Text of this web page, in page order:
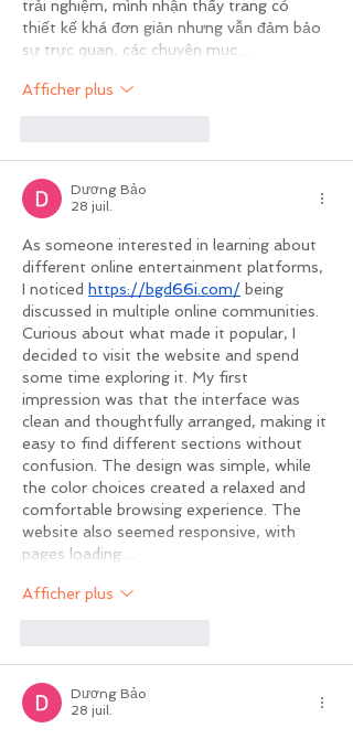
trải nghiệm, mình nhận thấy trang có
thiết kế khá đơn giản nhưng vẫn đảm bảo
sự trực quan, các chuyên mục…
Afficher plus
Dương Bảo
28 juil.
As someone interested in learning about
different online entertainment platforms,
I noticed https://bgd66i.com/ being
discussed in multiple online communities.
Curious about what made it popular, I
decided to visit the website and spend
some time exploring it. My first
impression was that the interface was
clean and thoughtfully arranged, making it
easy to find different sections without
confusion. The design was simple, while
the color choices created a relaxed and
comfortable browsing experience. The
website also seemed responsive, with
pages loading…
Afficher plus
Dương Bảo
28 juil.